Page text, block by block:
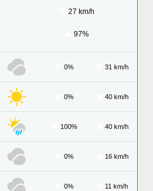
27 km/h
97%
0% 31 km/h
0% 40 km/h
100% 40 km/h
0% 16 km/h
0% 11 km/h